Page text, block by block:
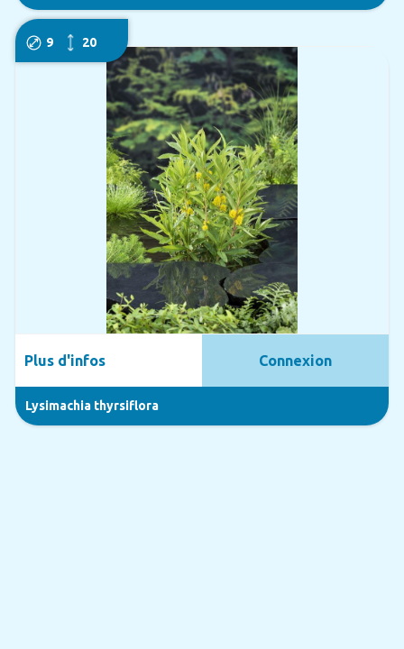
9 20
Lysimachia thyrsiflora
Plus d'infos Connexion